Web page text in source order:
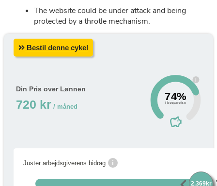
Bestil denne cykel
Din Pris over Lønnen
720 kr / måned
i
74%
i besparelse
savings
Juster arbejdsgiverens bidrag i
2.369kr